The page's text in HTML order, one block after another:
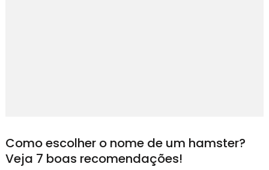
Como escolher o nome de um hamster?
Veja 7 boas recomendações!